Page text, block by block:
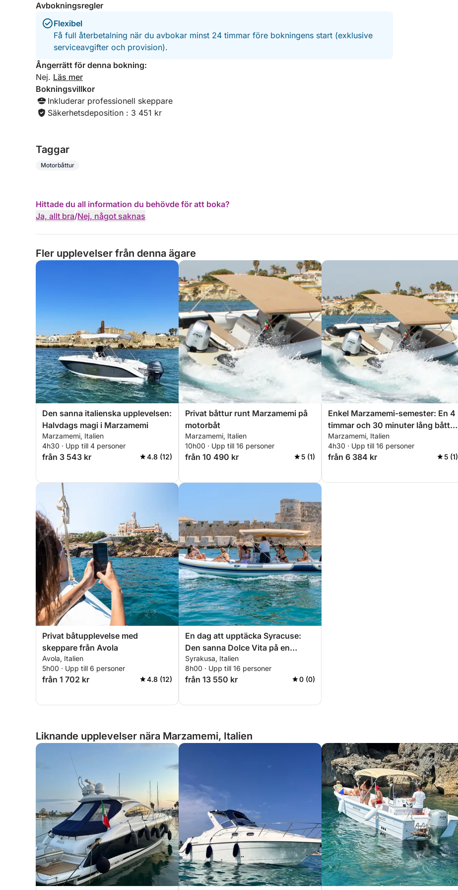
Avbokningsregler
Flexibel
Få full återbetalning när du avbokar minst 24 timmar före bokningens start (exklusive
serviceavgifter och provision).
Ångerrätt för denna bokning:
Nej. Läs mer
Bokningsvillkor
Inkluderar professionell skeppare
Säkerhetsdeposition : 3 451 kr
Taggar
Motorbåttur
Hittade du all information du behövde för att boka?
Ja, allt bra/Nej, något saknas
Fler upplevelser från denna ägare
Den sanna italienska upplevelsen:
Halvdags magi i Marzamemi
Marzamemi, Italien
4h30 · Upp till 4 personer
från 3 543 kr 4.8 (12)
Privat båttur runt Marzamemi på
motorbåt
Marzamemi, Italien
10h00 · Upp till 16 personer
från 10 490 kr 5 (1)
Enkel Marzamemi-semester: En 4
timmar och 30 minuter lång båttur
med motorbåt
Marzamemi, Italien
4h30 · Upp till 16 personer
från 6 384 kr 5 (1)
Privat båtupplevelse med
skeppare från Avola
Avola, Italien
5h00 · Upp till 6 personer
från 1 702 kr 4.8 (12)
En dag att upptäcka Syracuse:
Den sanna Dolce Vita på en
motorbåt
Syrakusa, Italien
8h00 · Upp till 16 personer
från 13 550 kr 0 (0)
Liknande upplevelser nära Marzamemi, Italien